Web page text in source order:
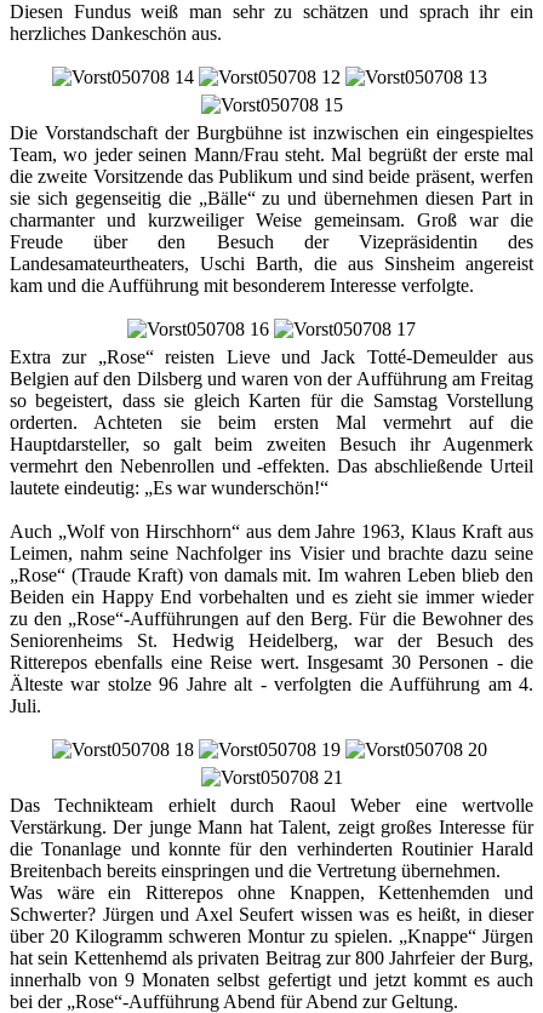
Diesen Fundus weiß man sehr zu schätzen und sprach ihr ein
herzliches Dankeschön aus.
Die Vorstandschaft der Burgbühne ist inzwischen ein eingespieltes
Team, wo jeder seinen Mann/Frau steht. Mal begrüßt der erste mal
die zweite Vorsitzende das Publikum und sind beide präsent, werfen
sie sich gegenseitig die „Bälle“ zu und übernehmen diesen Part in
charmanter und kurzweiliger Weise gemeinsam. Groß war die
Freude über den Besuch der Vizepräsidentin des
Landesamateurtheaters, Uschi Barth, die aus Sinsheim angereist
kam und die Aufführung mit besonderem Interesse verfolgte.
Extra zur „Rose“ reisten Lieve und Jack Totté-Demeulder aus
Belgien auf den Dilsberg und waren von der Aufführung am Freitag
so begeistert, dass sie gleich Karten für die Samstag Vorstellung
orderten. Achteten sie beim ersten Mal vermehrt auf die
Hauptdarsteller, so galt beim zweiten Besuch ihr Augenmerk
vermehrt den Nebenrollen und -effekten. Das abschließende Urteil
lautete eindeutig: „Es war wunderschön!“
Auch „Wolf von Hirschhorn“ aus dem Jahre 1963, Klaus Kraft aus
Leimen, nahm seine Nachfolger ins Visier und brachte dazu seine
„Rose“ (Traude Kraft) von damals mit. Im wahren Leben blieb den
Beiden ein Happy End vorbehalten und es zieht sie immer wieder
zu den „Rose“-Aufführungen auf den Berg. Für die Bewohner des
Seniorenheims St. Hedwig Heidelberg, war der Besuch des
Ritterepos ebenfalls eine Reise wert. Insgesamt 30 Personen - die
Älteste war stolze 96 Jahre alt - verfolgten die Aufführung am 4.
Juli.
Das Technikteam erhielt durch Raoul Weber eine wertvolle
Verstärkung. Der junge Mann hat Talent, zeigt großes Interesse für
die Tonanlage und konnte für den verhinderten Routinier Harald
Breitenbach bereits einspringen und die Vertretung übernehmen.
Was wäre ein Ritterepos ohne Knappen, Kettenhemden und
Schwerter? Jürgen und Axel Seufert wissen was es heißt, in dieser
über 20 Kilogramm schweren Montur zu spielen. „Knappe“ Jürgen
hat sein Kettenhemd als privaten Beitrag zur 800 Jahrfeier der Burg,
innerhalb von 9 Monaten selbst gefertigt und jetzt kommt es auch
bei der „Rose“-Aufführung Abend für Abend zur Geltung.